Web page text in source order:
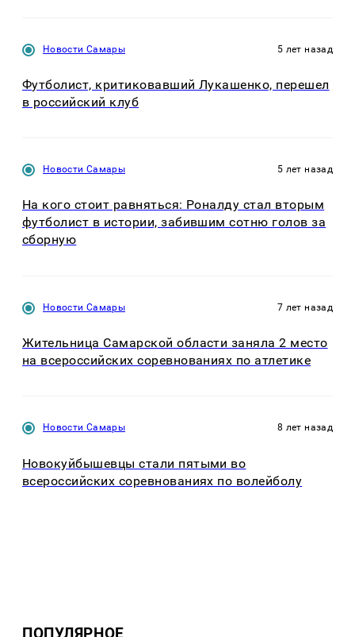
Новости Самары 5 лет назад
Футболист, критиковавший Лукашенко, перешел
в российский клуб
Новости Самары 5 лет назад
На кого стоит равняться: Роналду стал вторым
футболист в истории, забившим сотню голов за
сборную
Новости Самары 7 лет назад
Жительница Самарской области заняла 2 место
на всероссийских соревнованиях по атлетике
Новости Самары 8 лет назад
Новокуйбышевцы стали пятыми во
всероссийских соревнованиях по волейболу
ПОПУЛЯРНОЕ